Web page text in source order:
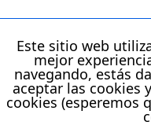
Dirige tus
Este sitio web
mejor
navegando, estás
aceptar las cookies
cookies (esperemos